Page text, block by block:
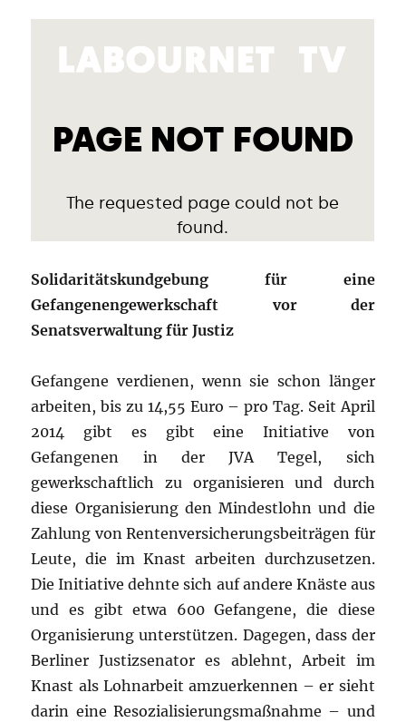
Solidaritätskundgebung für eine
Gefangenengewerkschaft vor der
Senatsverwaltung für Justiz
Gefangene verdienen, wenn sie schon länger
arbeiten, bis zu 14,55 Euro – pro Tag. Seit April
2014 gibt es gibt eine Initiative von
Gefangenen in der JVA Tegel, sich
gewerkschaftlich zu organisieren und durch
diese Organisierung den Mindestlohn und die
Zahlung von Rentenversicherungsbeiträgen für
Leute, die im Knast arbeiten durchzusetzen.
Die Initiative dehnte sich auf andere Knäste aus
und es gibt etwa 600 Gefangene, die diese
Organisierung unterstützen. Dagegen, dass der
Berliner Justizsenator es ablehnt, Arbeit im
Knast als Lohnarbeit amzuerkennen – er sieht
darin eine Resozialisierungsmaßnahme – und